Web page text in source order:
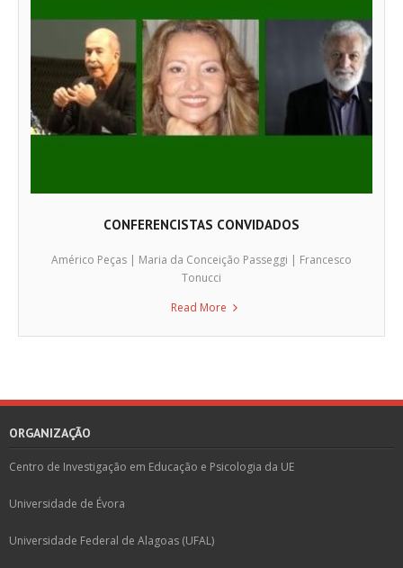
CONFERENCISTAS CONVIDADOS
Américo Peças | Maria da Conceição Passeggi | Francesco
Tonucci
Read More
ORGANIZAÇÃO
Centro de Investigação em Educação e Psicologia da UE
Universidade de Évora
Universidade Federal de Alagoas (UFAL)